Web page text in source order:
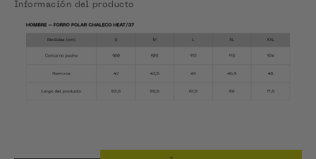
Información del producto